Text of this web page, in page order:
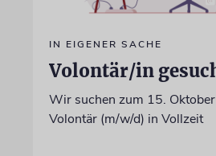
IN EIGENER SACHE
Volontär/in
Wir suchen zum 15.
Volontär (m/w/d) in Vollzeit